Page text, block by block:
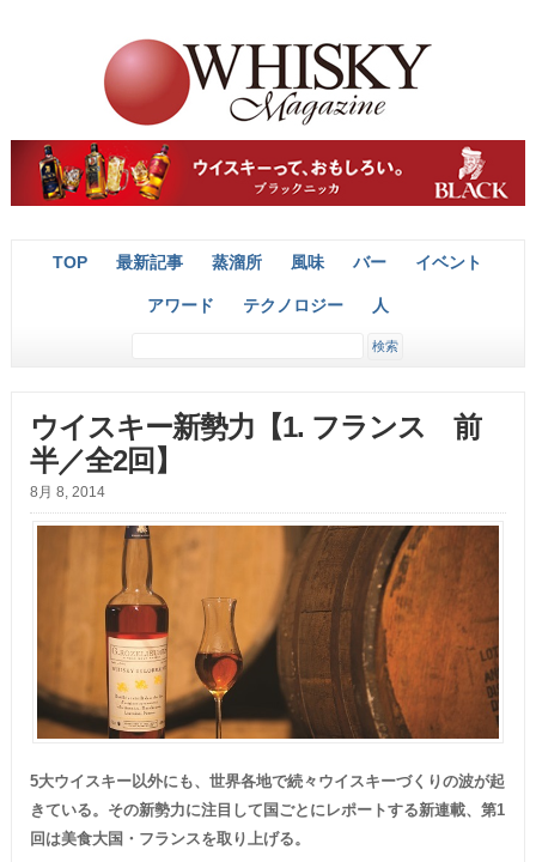
TOP 最新記事 蒸溜所 風味 バー イベント
アワード テクノロジー 人
ウイスキー新勢力【1. フランス 前
半／全2回】
8月 8, 2014
5大ウイスキー以外にも、世界各地で続々ウイスキーづくりの波が起
きている。その新勢力に注目して国ごとにレポートする新連載、第1
回は美食大国・フランスを取り上げる。